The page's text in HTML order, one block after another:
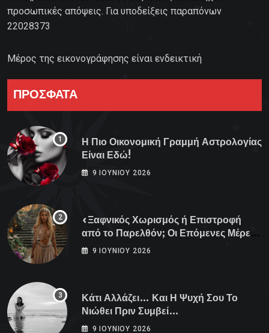
προσωπικές απόψεις. Για υποδείξεις παραπόνων
22028373
Μέρος της εικονογράφησης είναι ενδεικτική
ΠΡΟΣΦΑΤΑ
Η Πιο Οικονομική Γραμμή Αστρολογίας
Είναι Εδώ!
9 ΙΟΥΝΊΟΥ 2026
«Ξαφνικός Χωρισμός ή Επιστροφή
από το Παρελθόν; Οι Επόμενες Μέρες
Κρύβουν ΣΟΚ για αυτά τα Ζώδια»
9 ΙΟΥΝΊΟΥ 2026
Κάτι Αλλάζει… Και Η Ψυχή Σου Το
Νιώθει Πριν Συμβεί…
9 ΙΟΥΝΊΟΥ 2026